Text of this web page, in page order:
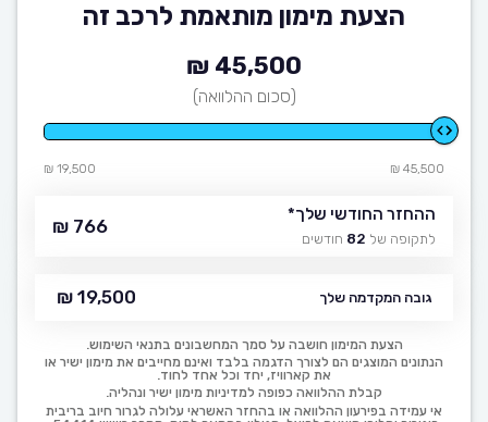
הצעת מימון מותאמת לרכב זה
45,500 ₪
(סכום ההלוואה)
45,500 ₪
19,500 ₪
ההחזר החודשי שלך*
לתקופה של 82 חודשים
766 ₪
גובה המקדמה שלך 19,500 ₪
הצעת המימון חושבה על סמך המחשבונים בתנאי השימוש.
הנתונים המוצגים הם לצורך הדגמה בלבד ואינם מחייבים את מימון ישיר או
את קארוויז, יחד וכל אחד לחוד.
קבלת ההלוואה כפופה למדיניות מימון ישיר ונהליה.
אי עמידה בפירעון ההלוואה או בהחזר האשראי עלולה לגרור חיוב בריבית